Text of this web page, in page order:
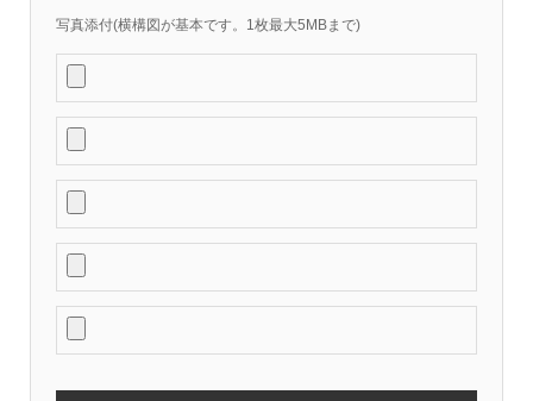
写真添付(横構図が基本です。1枚最大5MBまで)